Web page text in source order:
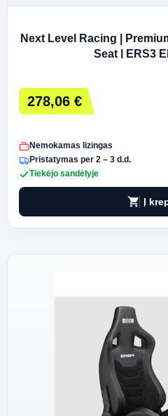
Next Level Racing |
Seat | ERS3
278,06 €
Nemokamas lizingas
Pristatymas per 2 – 3 d.d.
Tiekėjo sandėlyje
shopping_cart Į